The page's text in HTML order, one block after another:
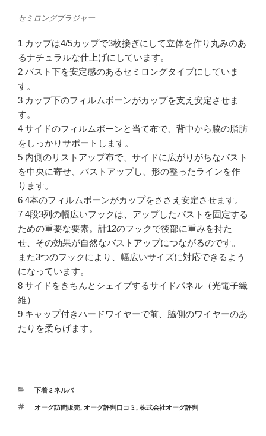
セミロングブラジャー
1 カップは4/5カップで3枚接ぎにして立体を作り丸みのあ
るナチュラルな仕上げにしています。
2 バスト下を安定感のあるセミロングタイプにしていま
す。
3 カップ下のフィルムボーンがカップを支え安定させま
す。
4 サイドのフィルムボーンと当て布で、背中から脇の脂肪
をしっかりサポートします。
5 内側のリストアップ布で、サイドに広がりがちなバスト
を中央に寄せ、バストアップし、形の整ったラインを作
ります。
6 4本のフィルムボーンがカップをささえ安定させます。
7 4段3列の幅広いフックは、アップしたバストを固定する
ための重要な要素。計12のフックで後部に重みを持た
せ、その効果が自然なバストアップにつながるのです。
また3つのフックにより、幅広いサイズに対応できるよう
になっています。
8 サイドをきちんとシェイプするサイドパネル（光電子繊
維）
9 キャップ付きハードワイヤーで前、脇側のワイヤーのあ
たりを柔らげます。
カ
ゴ
下着ミネルバ
タ
オーグ訪問販売, オーグ評判口コミ , 株式会社オーグ評判